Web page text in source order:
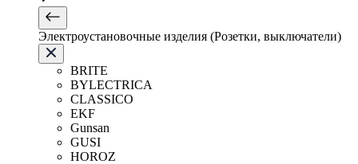
Электроустановочные изделия (Розетки, выключатели)
BRITE
BYLECTRICA
CLASSICO
EKF
Gunsan
GUSI
HOROZ